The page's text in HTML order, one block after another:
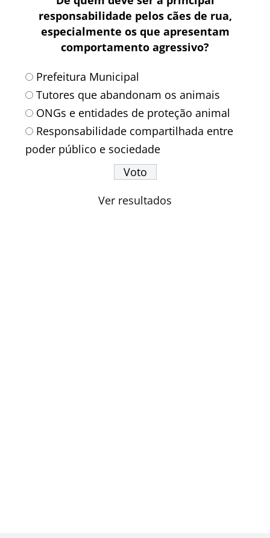
responsabilidade pelos cães de rua,
especialmente os que apresentam
comportamento agressivo?
Prefeitura Municipal
Tutores que abandonam os animais
ONGs e entidades de proteção animal
Responsabilidade compartilhada entre
poder público e sociedade
Ver resultados